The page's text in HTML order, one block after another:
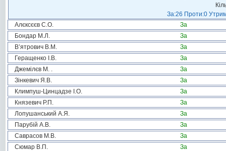
За:26 Проти:0
Алєксєєв С.О.
За
Бондар М.Л.
За
В’ятрович В.М.
За
Геращенко І.В.
За
Джемілєв М. .
За
Зінкевич Я.В.
За
Климпуш-Цинцадзе І.О.
За
Князевич Р.П.
За
Лопушанський А.Я.
За
Парубій А.В.
За
Саврасов М.В.
За
Сюмар В.П.
За